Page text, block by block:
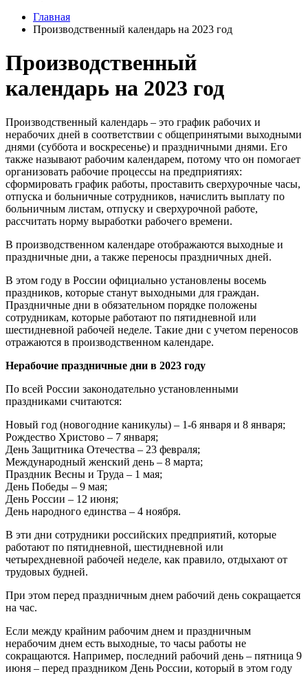
Главная
Производственный календарь на 2023 год
Производственный
календарь на 2023 год
Производственный календарь – это график рабочих и
нерабочих дней в соответствии с общепринятыми выходными
днями (суббота и воскресенье) и праздничными днями. Его
также называют рабочим календарем, потому что он помогает
организовать рабочие процессы на предприятиях:
сформировать график работы, проставить сверхурочные часы,
отпуска и больничные сотрудников, начислить выплату по
больничным листам, отпуску и сверхурочной работе,
рассчитать норму выработки рабочего времени.
В производственном календаре отображаются выходные и
праздничные дни, а также переносы праздничных дней.
В этом году в России официально установлены восемь
праздников, которые станут выходными для граждан.
Праздничные дни в обязательном порядке положены
сотрудникам, которые работают по пятидневной или
шестидневной рабочей неделе. Такие дни с учетом переносов
отражаются в производственном календаре.
Нерабочие праздничные дни в 2023 году
По всей России законодательно установленными
праздниками считаются:
Новый год (новогодние каникулы) – 1-6 января и 8 января;
Рождество Христово – 7 января;
День Защитника Отечества – 23 февраля;
Международный женский день – 8 марта;
Праздник Весны и Труда – 1 мая;
День Победы – 9 мая;
День России – 12 июня;
День народного единства – 4 ноября.
В эти дни сотрудники российских предприятий, которые
работают по пятидневной, шестидневной или
четырехдневной рабочей неделе, как правило, отдыхают от
трудовых будней.
При этом перед праздничным днем рабочий день сокращается
на час.
Если между крайним рабочим днем и праздничным
нерабочим днем есть выходные, то часы работы не
сокращаются. Например, последний рабочий день – пятница 9
июня – перед праздником День России, который в этом году